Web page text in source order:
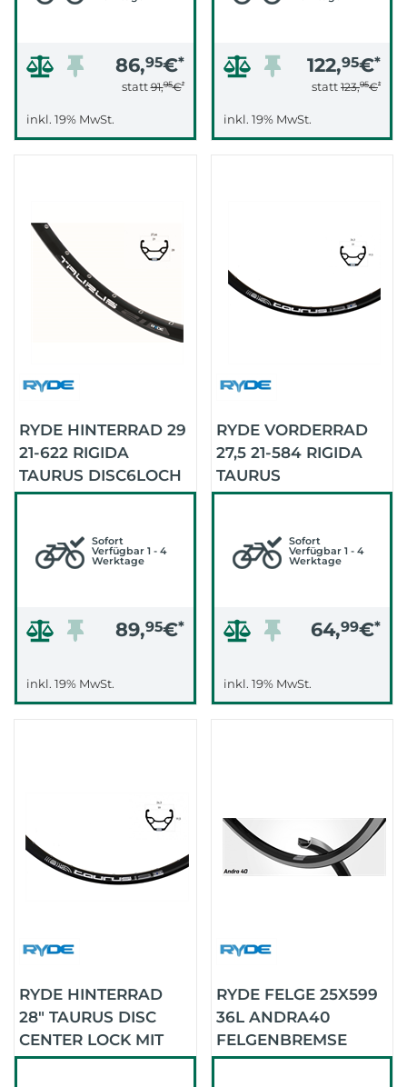
86,95€*
statt91,95€*
inkl. 19% MwSt.
122,95€*
statt 123,95€*
inkl. 19% MwSt.
RYDE HINTERRAD 29
21-622 RIGIDA
TAURUS DISC6LOCH
(SCHWARZ/SCHWARZ/SCHWARZ)
Sofort
Verfügbar 1 - 4
Werktage
89,95€*
inkl. 19% MwSt.
RYDE VORDERRAD
27,5 21-584 RIGIDA
TAURUS
DISCCENTERLOCK
Sofort
Verfügbar 1 - 4
Werktage
64,99€*
inkl. 19% MwSt.
RYDE HINTERRAD
28" TAURUS DISC
CENTER LOCK MIT
SCHNELLS
RYDE FELGE 25X599
36L ANDRA40
FELGENBREMSE
(SCHWARZ)